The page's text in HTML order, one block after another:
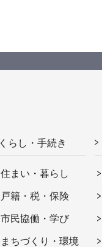
くらし・手続き
住まい・暮らし
戸籍・税・保険
市民協働・学び
まちづくり・環境